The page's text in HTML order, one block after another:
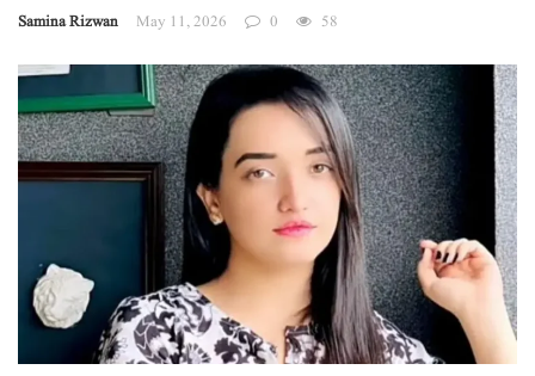
Samina Rizwan May 11, 2026 0 58